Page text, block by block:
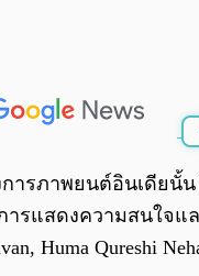
การภาพยนต์อินเดียนั้
รแสดงความสนใจแ
Huma Qureshi